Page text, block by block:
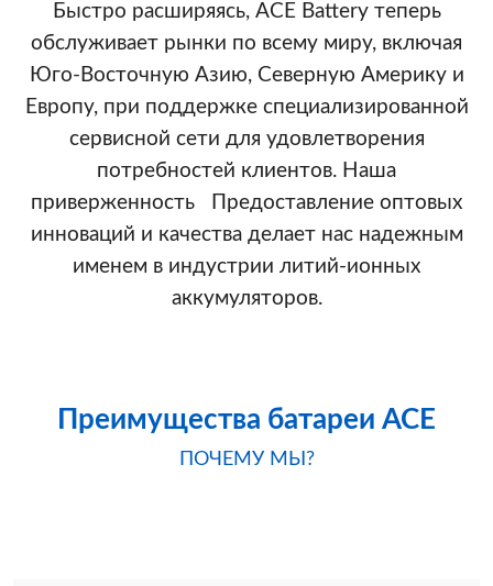
Быстро расширяясь, ACE Battery теперь
обслуживает рынки по всему миру, включая
Юго-Восточную Азию, Северную Америку и
Европу, при поддержке специализированной
сервисной сети для удовлетворения
потребностей клиентов. Наша
приверженность Предоставление оптовых
инноваций и качества делает нас надежным
именем в индустрии литий-ионных
аккумуляторов.
Преимущества батареи ACE
ПОЧЕМУ МЫ?